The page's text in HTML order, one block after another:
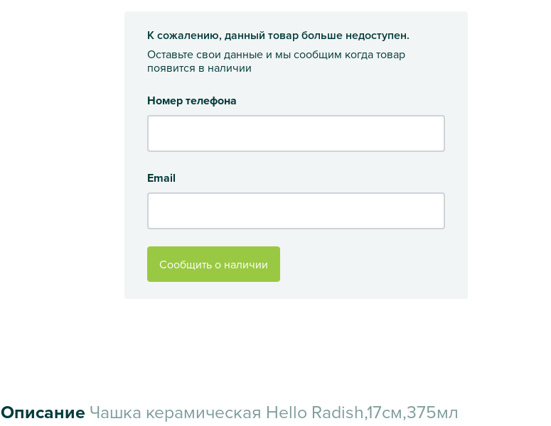
К сожалению, данный товар больше недоступен.
Оставьте свои данные и мы сообщим когда товар
появится в наличии
Номер телефона
Email
Сообщить о наличии
Описание Чашка керамическая Hello Radish,17см,375мл